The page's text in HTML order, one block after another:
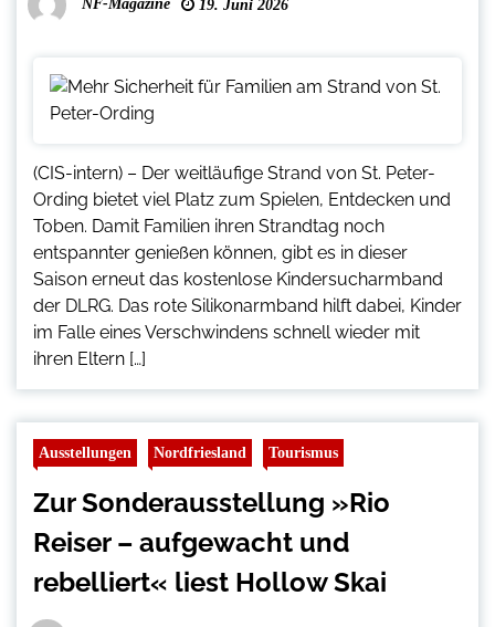
NF-Magazine 19. Juni 2026
(CIS-intern) – Der weitläufige Strand von St. Peter-
Ording bietet viel Platz zum Spielen, Entdecken und
Toben. Damit Familien ihren Strandtag noch
entspannter genießen können, gibt es in dieser
Saison erneut das kostenlose Kindersucharmband
der DLRG. Das rote Silikonarmband hilft dabei, Kinder
im Falle eines Verschwindens schnell wieder mit
ihren Eltern […]
Ausstellungen Nordfriesland Tourismus
Zur Sonderausstellung »Rio
Reiser – aufgewacht und
rebelliert« liest Hollow Skai